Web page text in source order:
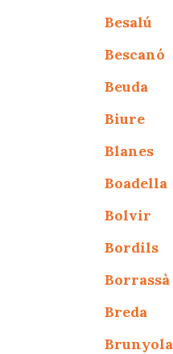
Besalú
Bescanó
Beuda
Biure
Blanes
Boadella
Bolvir
Bordils
Borrassà
Breda
Brunyola